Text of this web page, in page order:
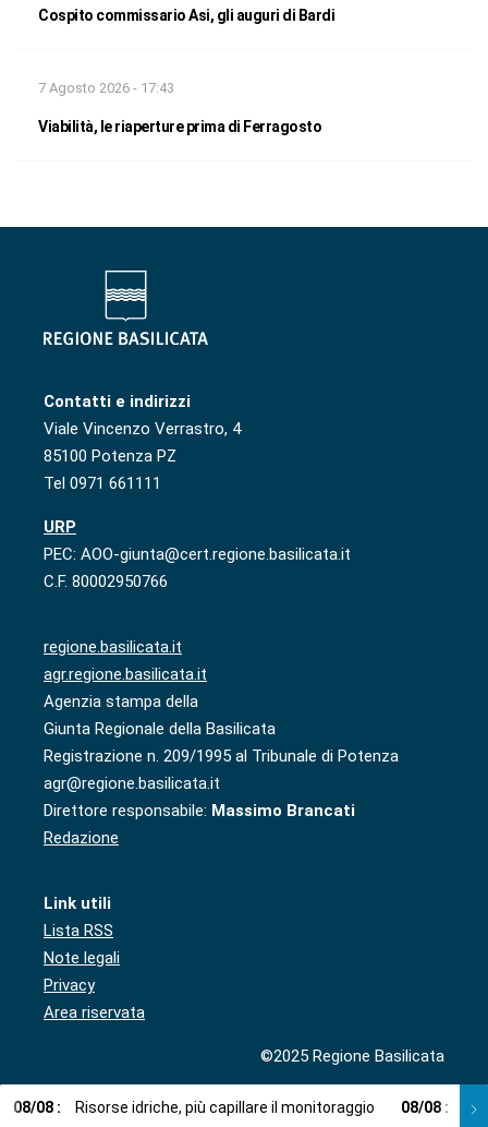
Cospito commissario Asi, gli auguri di Bardi
7 Agosto 2026 - 17:43
Viabilità, le riaperture prima di Ferragosto
Contatti e indirizzi
Viale Vincenzo Verrastro, 4
85100 Potenza PZ
Tel 0971 661111
URP
PEC: AOO-giunta@cert.regione.basilicata.it
C.F. 80002950766
regione.basilicata.it
agr.regione.basilicata.it
Agenzia stampa della
Giunta Regionale della Basilicata
Registrazione n. 209/1995 al Tribunale di Potenza
agr@regione.basilicata.it
Direttore responsabile: Massimo Brancati
Redazione
Link utili
Lista RSS
Note legali
Privacy
Area riservata
©2025 Regione Basilicata
08/08 : Risorse idriche, più capillare il monitoraggio 08/08 :